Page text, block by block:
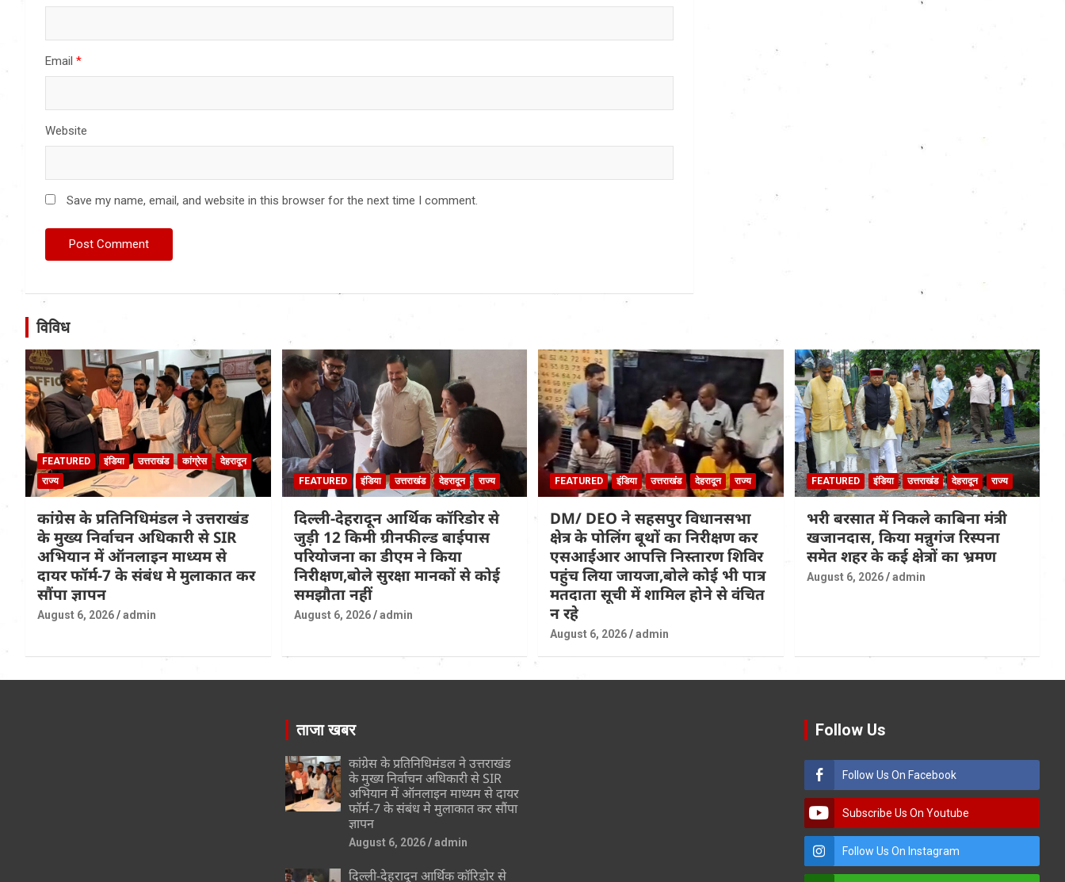
Email *
Website
Save my name, email, and website in this browser for the next time I comment.
विविध
FEATURED इंडिया उत्तराखंड कांग्रेस
देहरादून
राज्य
कांग्रेस के प्रतिनिधिमंडल ने उत्तराखंड
के मुख्य निर्वाचन अधिकारी से SIR
अभियान में ऑनलाइन माध्यम से
दायर फॉर्म-7 के संबंध मे मुलाकात कर
सौंपा ज्ञापन
August 6, 2026 admin
FEATURED इंडिया उत्तराखंड देहरादून राज्य
दिल्ली-देहरादून आर्थिक कॉरिडोर से
जुड़ी 12 किमी ग्रीनफील्ड बाईपास
परियोजना का डीएम ने किया
निरीक्षण,बोले सुरक्षा मानकों से कोई
समझौता नहीं
August 6, 2026 admin
FEATURED इंडिया उत्तराखंड देहरादून राज्य
DM/ DEO ने सहसपुर विधानसभा
क्षेत्र के पोलिंग बूथों का निरीक्षण कर
एसआईआर आपत्ति निस्तारण शिविर
पहुंच लिया जायजा,बोले कोई भी पात्र
मतदाता सूची में शामिल होने से वंचित
न रहे
August 6, 2026 admin
FEATURED इंडिया उत्तराखंड देहरादून राज्य
भरी बरसात में निकले काबिना मंत्री
खजानदास, किया मन्नुगंज रिस्पना
समेत शहर के कई क्षेत्रों का भ्रमण
August 6, 2026 admin
ताजा खबर
कांग्रेस के प्रतिनिधिमंडल ने उत्तराखंड
के मुख्य निर्वाचन अधिकारी से SIR
अभियान में ऑनलाइन माध्यम से दायर
फॉर्म-7 के संबंध मे मुलाकात कर सौंपा
ज्ञापन
August 6, 2026 admin
दिल्ली-देहरादून आर्थिक कॉरिडोर से
Follow Us
Follow Us On Facebook
Subscribe Us On Youtube
Follow Us On Instagram